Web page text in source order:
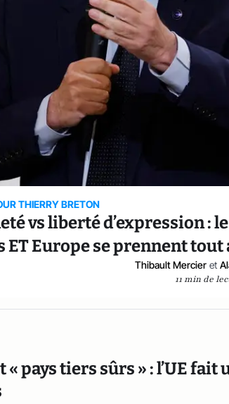
THIERRY BRETON
vs liberté d’expression :
ET Europe se prennent
Thibault Mercier et
11 min de
pays tiers sûrs » : l’UE fait